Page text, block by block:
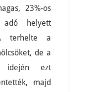
23%-os
adó helyett
terhelte a
de a
idején ezt
majd